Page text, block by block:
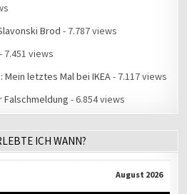
Brod - 7.787 views
- 7.451 views
letztes Mal bei IKEA- 7.117 views
Falschmeldung - 6.854 views
ICH WANN?
August 2026